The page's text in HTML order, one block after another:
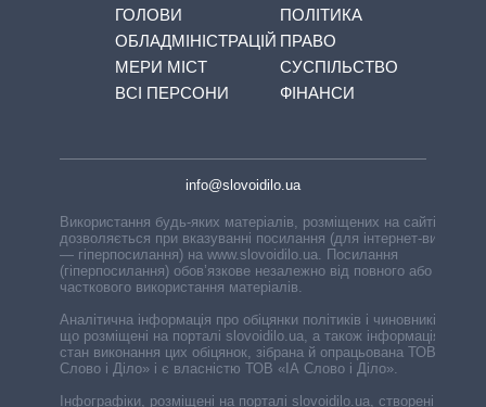
ГОЛОВИ
ОБЛАДМІНІСТРАЦІЙ
МЕРИ МІСТ
ВСІ ПЕРСОНИ
ПОЛІТИКА
ПРАВО
СУСПІЛЬСТВО
ФІНАНСИ
info@slovoidilo.ua
Використання будь-яких матеріалів, розміщених на сайті,
дозволяється при вказуванні посилання (для інтернет-видань
— гіперпосилання) на www.slovoidilo.ua. Посилання
(гіперпосилання) обов’язкове незалежно від повного або
часткового використання матеріалів.
Аналітична інформація про обіцянки політиків і чиновників,
що розміщені на порталі slovoidilo.ua, а також інформація про
стан виконання цих обіцянок, зібрана й опрацьована ТОВ «ІА
Слово і Діло» і є власністю ТОВ «ІА Слово і Діло».
Інфографіки, розміщені на порталі slovoidilo.ua, створені ГО